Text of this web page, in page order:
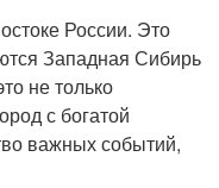
России. Это
Западная Сибирь
не только
с богатой
важных событий,